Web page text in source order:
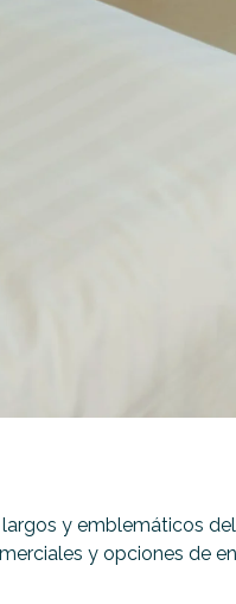
y emblemáticos
y opciones de